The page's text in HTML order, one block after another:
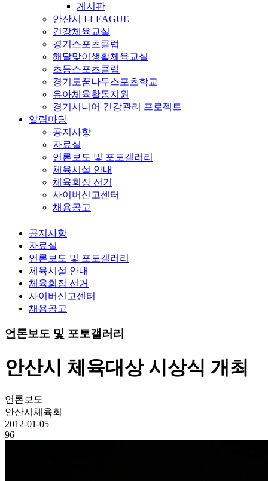
게시판
안산시 I-LEAGUE
건강체육교실
경기스포츠클럽
해달맞이생활체육교실
초등스포츠클럽
경기도꿈나무스포츠학교
유아체육활동지원
경기시니어 건강관리 프로젝트
알림마당
공지사항
자료실
언론보도 및 포토갤러리
체육시설 안내
체육회장 선거
사이버신고센터
채용공고
공지사항
자료실
언론보도 및 포토갤러리
체육시설 안내
체육회장 선거
사이버신고센터
채용공고
언론보도 및 포토갤러리
안산시 체육대상 시상식 개최
언론보도
안산시체육회
2012-01-05
96